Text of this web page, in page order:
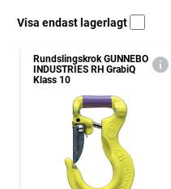
Visa endast lagerlagt
Rundslingskrok GUNNEBO
INDUSTRIES RH GrabiQ
Klass 10